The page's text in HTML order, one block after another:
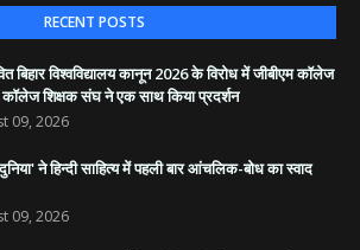
RECENT POSTS
बिहार विश्वविद्यालय कानून 2026 के विरोध में जीबीएम कॉलेज
कॉलेज शिक्षक संघ ने एक साथ किया प्रदर्शन
09, 2026
ने हिन्दी साहित्य में पहली बार आंचलिक-बोध का स्वाद
09, 2026